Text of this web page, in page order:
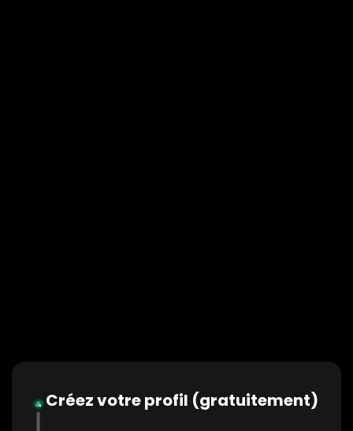
Créez votre profil (gratuitement)